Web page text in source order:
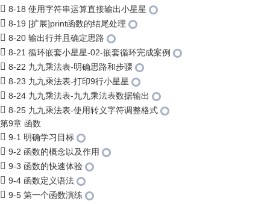
8-18 使用字符串运算直接输出小星星
8-19 [扩展]print函数的结尾处理
8-20 输出行并且确定思路
8-21 循环嵌套小星星-02-嵌套循环完成案例
8-22 九九乘法表-明确思路和步骤
8-23 九九乘法表-打印9行小星星
8-24 九九乘法表-九九乘法表数据输出
8-25 九九乘法表-使用转义字符调整格式
第9章 函数
9-1 明确学习目标
9-2 函数的概念以及作用
9-3 函数的快速体验
9-4 函数定义语法
9-5 第一个函数演练